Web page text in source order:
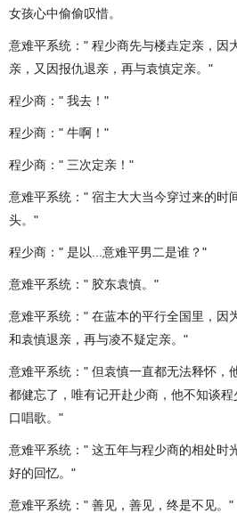
女孩心中偷偷叹惜。
意难平系统：" 程少商先与楼垚定亲，因
亲，又因报仇退亲，再与袁慎定亲。"
程少商：" 我去！"
程少商：" 牛啊！"
程少商：" 三次定亲！"
意难平系统：" 宿主大大当今穿过来的时
头。"
程少商：" 是以...意难平男二是谁？"
意难平系统：" 胶东袁慎。"
意难平系统：" 在蓝本的平行全国里，因
和袁慎退亲，再与凌不疑定亲。"
意难平系统：" 但袁慎一直都无法释怀，
都健忘了，唯有记开赴少商，他不知谈
口唱歌。"
意难平系统：" 这五年与程少商的相处时
好的回忆。"
意难平系统：" 善见，善见，终是不见。"